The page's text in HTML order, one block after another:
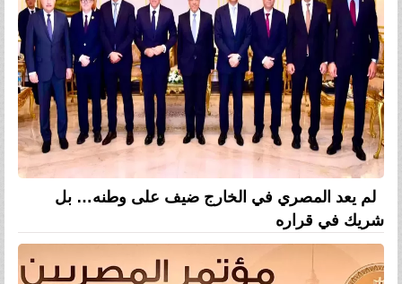
لم يعد المصري في الخارج ضيف على وطنه… بل
شريك في قراره